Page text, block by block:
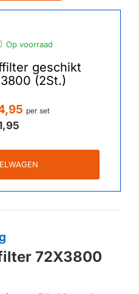
Op voorraad
geschikt
(2St.)
per set
72X3800